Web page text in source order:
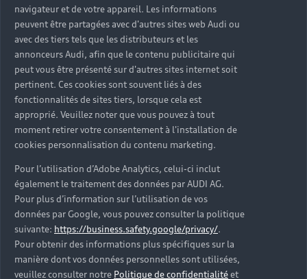
navigateur et de votre appareil. Les informations
peuvent être partagées avec d'autres sites web Audi ou
avec des tiers tels que les distributeurs et les
annonceurs Audi, afin que le contenu publicitaire qui
peut vous être présenté sur d'autres sites internet soit
pertinent. Ces cookies sont souvent liés à des
fonctionnalités de sites tiers, lorsque cela est
approprié. Veuillez noter que vous pouvez à tout
moment retirer votre consentement à l'installation de
cookies personnalisation du contenu marketing.
Pour l’utilisation d’Adobe Analytics, celui-ci inclut
également le traitement des données par AUDI AG.
Pour plus d’information sur l’utilisation de vos
données par Google, vous pouvez consulter la politique
suivante: https://business.safety.google/privacy/.
Pour obtenir des informations plus spécifiques sur la
manière dont vos données personnelles sont utilisées,
veuillez consulter notre Politique de confidentialitéet